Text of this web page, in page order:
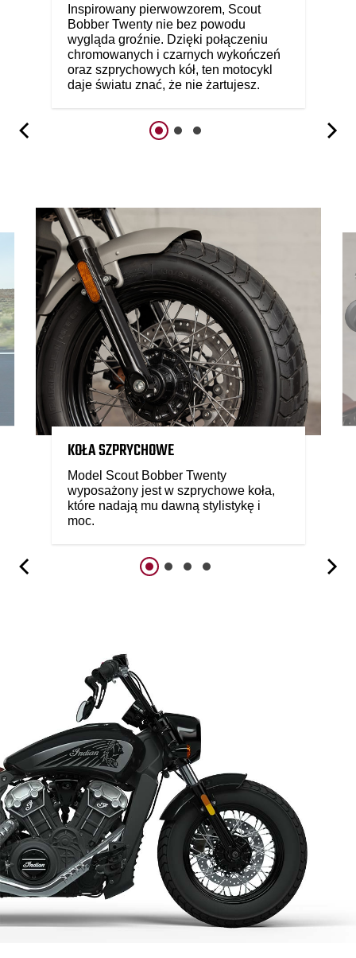
Inspirowany pierwowzorem, Scout
Bobber Twenty nie bez powodu
wygląda groźnie. Dzięki połączeniu
chromowanych i czarnych wykończeń
oraz szprychowych kół, ten motocykl
daje światu znać, że nie żartujesz.
KOŁA SZPRYCHOWE
Model Scout Bobber Twenty
wyposażony jest w szprychowe koła,
które nadają mu dawną stylistykę i
moc.